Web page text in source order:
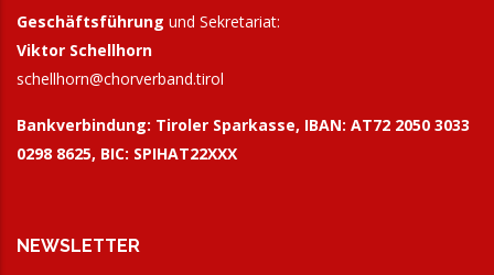
Geschäftsführung und Sekretariat:
Viktor Schellhorn
schellhorn@chorverband.tirol
Bankverbindung: Tiroler Sparkasse, IBAN: AT72 2050 3033
0298 8625, BIC: SPIHAT22XXX
NEWSLETTER